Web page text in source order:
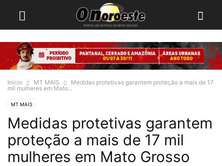
Início MT MAIS
Medidas protetivas garantem proteção a mais de 17
mil mulheres em Mato...
MT MAIS
Medidas protetivas garantem
proteção a mais de 17 mil
mulheres em Mato Grosso